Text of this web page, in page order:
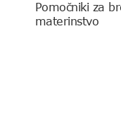
Pomočniki za
materinstvo